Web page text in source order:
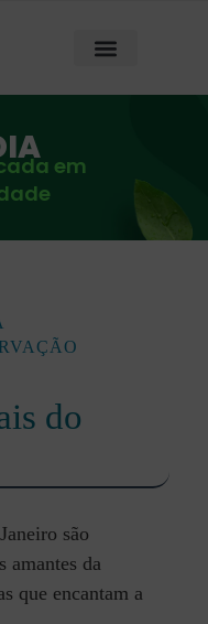
em
do
são
amantes da
que encantam a